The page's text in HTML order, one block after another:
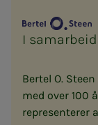
I
Bertel O.
med over 100
representerer